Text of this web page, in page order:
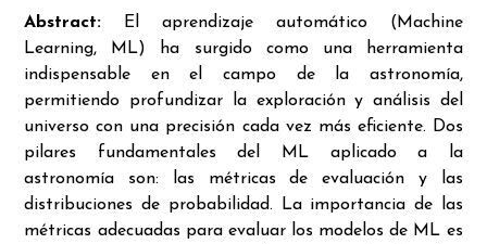
Abstract: El aprendizaje automático (Machine
Learning, ML) ha surgido como una herramienta
indispensable en el campo de la astronomía,
permitiendo profundizar la exploración y análisis del
universo con una precisión cada vez más eficiente. Dos
pilares fundamentales del ML aplicado a la
astronomía son: las métricas de evaluación y las
distribuciones de probabilidad. La importancia de las
métricas adecuadas para evaluar los modelos de ML es